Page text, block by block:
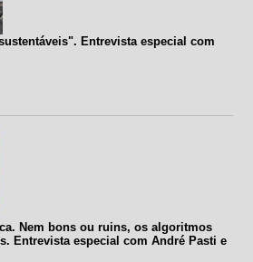
Entrevista especial com
Nem bons ou ruins, os algoritmos
Entrevista especial com André Pasti e